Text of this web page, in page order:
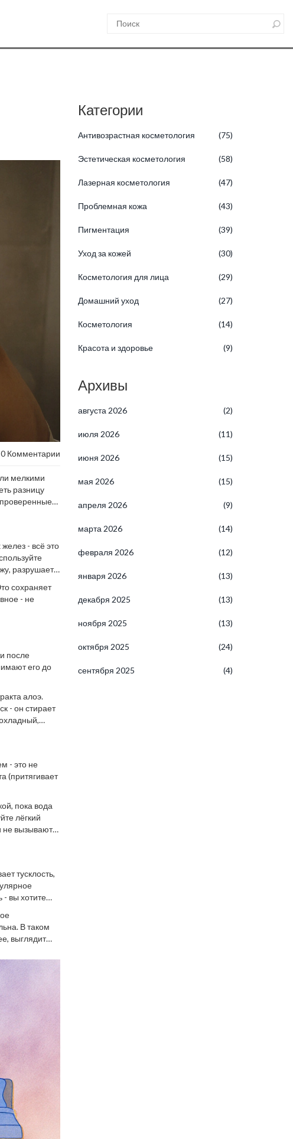
0 Комментарии
мелкими
разницу
- всё это
разрушает
сохраняет
- не
после
его до
алоэ.
- он стирает
- это не
(притягивает
пока вода
лёгкий
не вызывают
тусклость,
- вы хотите
В таком
выглядит
Категории
Антивозрастная косметология (75)
Эстетическая косметология (58)
Лазерная косметология (47)
Проблемная кожа (43)
Пигментация (39)
Уход за кожей (30)
Косметология для лица (29)
Домашний уход (27)
Косметология (14)
Красота и здоровье (9)
Архивы
августа 2026 (2)
июля 2026 (11)
июня 2026 (15)
мая 2026 (15)
апреля 2026 (9)
марта 2026 (14)
февраля 2026 (12)
января 2026 (13)
декабря 2025 (13)
ноября 2025 (13)
октября 2025 (24)
сентября 2025 (4)